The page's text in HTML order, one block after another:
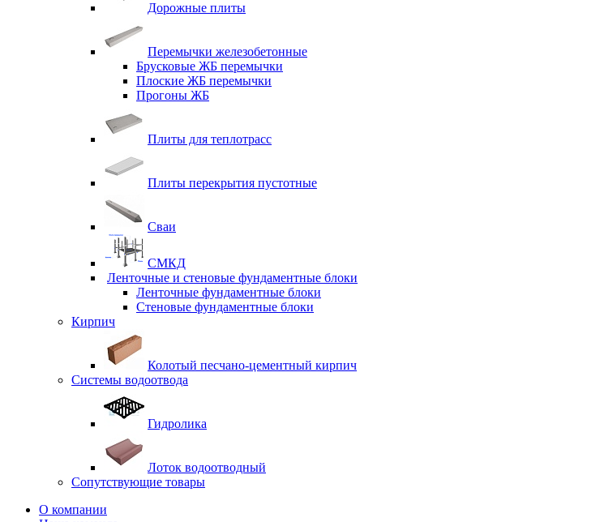
Дорожные плиты
Перемычки железобетонные
Брусковые ЖБ перемычки
Плоские ЖБ перемычки
Прогоны ЖБ
Плиты для теплотрасс
Плиты перекрытия пустотные
Сваи
СМКД
Ленточные и стеновые фундаментные блоки
Ленточные фундаментные блоки
Стеновые фундаментные блоки
Кирпич
Колотый песчано-цементный кирпич
Системы водоотвода
Гидролика
Лоток водоотводный
Сопутствующие товары
О компании